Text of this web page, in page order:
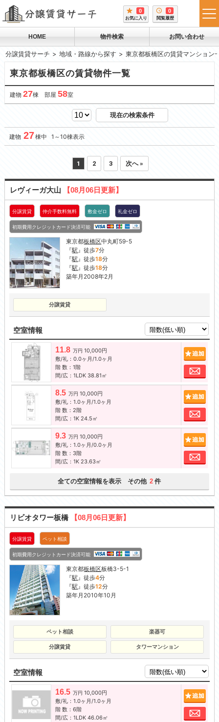
0
お気に入り
0
閲覧履歴
HOME 物件検索 お問い合わせ
分譲賃貸サーチ 地域・路線から探す 東京都板橋区の賃貸マンション
東京都板橋区の賃貸物件一覧
建物 27棟 部屋 58室
現在の検索条件
建物 27棟中 1～10棟表示
1 2 3 次へ »
レヴィーガ大山 【08月06日更新】
分譲賃貸 仲介手数料無料 敷金ゼロ 礼金ゼロ
初期費用クレジットカード決済可能
東京都板橋区中丸町59-5
『駅』徒歩7分
『駅』徒歩18分
『駅』徒歩18分
築年月2008年2月
分譲賃貸
空室情報
11.8 万円 10,000円
敷/礼：0.0ヶ月/1.0ヶ月
階 数：1階
間/広：1LDK 38.81㎡
お
8.5 万円 10,000円
敷/礼：1.0ヶ月/1.0ヶ月
階 数：2階
間/広：1K 24.5㎡
お
9.3 万円 10,000円
敷/礼：1.0ヶ月/0.0ヶ月
階 数：3階
間/広：1K 23.63㎡
お
全ての空室情報を表示 その他 2 件
リビオタワー板橋 【08月06日更新】
分譲賃貸 ペット相談
初期費用クレジットカード決済可能
東京都板橋区板橋3-5-1
『駅 』徒歩4分
『駅 』徒歩12分
築年月2010年10月
ペット相談 楽器可
分譲賃貸 タワーマンション
空室情報
16.5 万円 10,000円
敷/礼：1.0ヶ月/1.0ヶ月
階 数：6階
間/広：1LDK 46.06㎡
お